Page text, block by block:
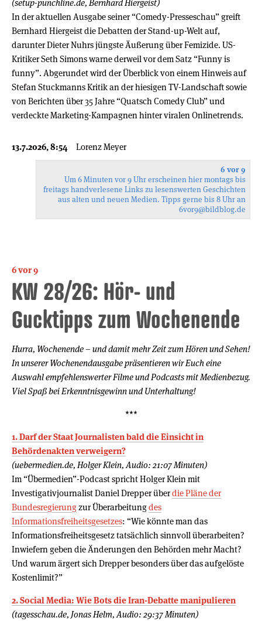
(setup-punchline.de, Bernhard Hiergeist)
In der aktuellen Ausgabe seiner “Comedy-Presseschau” greift
Bernhard Hiergeist die Debatten der Stand-up-Welt auf,
darunter Dieter Nuhrs jüngste Äußerung über Femizide. US-
Kritiker Seth Simons warne derweil vor dem Satz “Funny is
funny”. Abgerundet wird der Überblick von einem Hinweis auf
Stefan Stuckmanns Kritik an der hiesigen TV-Landschaft sowie
von Berichten über 35 Jahre “Quatsch Comedy Club” und
verdeckte Marketing-Kampagnen hinter viralen Onlinetrends.
13.7.2026, 8:54 Lorenz Meyer
6 vor 9
Um 6 Minuten vor 9 Uhr erscheinen hier montags bis
freitags handverlesene Links zu lesenswerten Geschichten
aus alten und neuen Medien. Tipps gerne bis 8 Uhr an
6vor9@bildblog.de
6 vor 9
KW 28/26: Hör- und
Gucktipps zum Wochenende
Hurra, Wochenende – und damit mehr Zeit zum Hören und Sehen!
In unserer Wochenendausgabe präsentieren wir Euch eine
Auswahl empfehlenswerter Filme und Podcasts mit Medienbezug.
Viel Spaß bei Erkenntnisgewinn und Unterhaltung!
***
1. Darf der Staat Journalisten bald die Einsicht in
Behördenakten verweigern?
(uebermedien.de, Holger Klein, Audio: 21:07 Minuten)
Im “Übermedien”-Podcast spricht Holger Klein mit
Investigativjournalist Daniel Drepper überdie Pläne der
Bundesregierungzur Überarbeitungdes
Informationsfreiheitsgesetzes: “Wie könnte man das
Informationsfreiheitsgesetz tatsächlich sinnvoll überarbeiten?
Inwiefern geben die Änderungen den Behörden mehr Macht?
Und warum ärgert sich Drepper besonders über das aufgelöste
Kostenlimit?”
2. Social Media: Wie Bots die Iran-Debatte manipulieren
(tagesschau.de, Jonas Helm, Audio: 29:37 Minuten)